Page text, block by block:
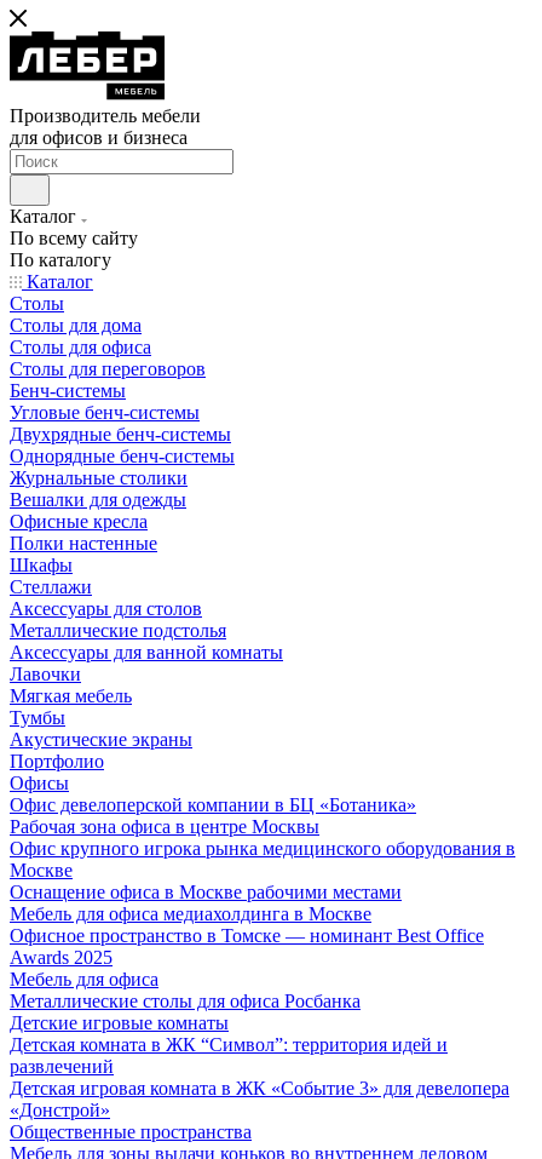
Производитель мебели
для офисов и бизнеса
Каталог
По всему сайту
По каталогу
Каталог
Столы
Столы для дома
Столы для офиса
Столы для переговоров
Бенч-системы
Угловые бенч-системы
Двухрядные бенч-системы
Однорядные бенч-системы
Журнальные столики
Вешалки для одежды
Офисные кресла
Полки настенные
Шкафы
Стеллажи
Аксессуары для столов
Металлические подстолья
Аксессуары для ванной комнаты
Лавочки
Мягкая мебель
Тумбы
Акустические экраны
Портфолио
Офисы
Офис девелоперской компании в БЦ «Ботаника»
Рабочая зона офиса в центре Москвы
Офис крупного игрока рынка медицинского оборудования в
Москве
Оснащение офиса в Москве рабочими местами
Мебель для офиса медиахолдинга в Москве
Офисное пространство в Томске — номинант Best Office
Awards 2025
Мебель для офиса
Металлические столы для офиса Росбанка
Детские игровые комнаты
Детская комната в ЖК “Символ”: территория идей и
развлечений
Детская игровая комната в ЖК «Событие 3» для девелопера
«Донстрой»
Общественные пространства
Мебель для зоны выдачи коньков во внутреннем ледовом